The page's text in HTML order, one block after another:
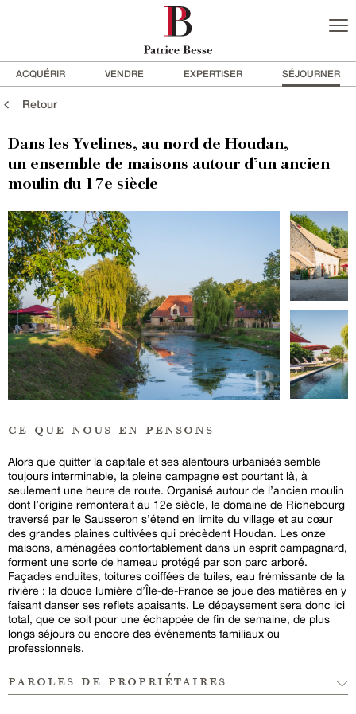
ACQUÉRIR VENDRE EXPERTISER SÉJOURNER
Retour
Dans les Yvelines, au nord de Houdan,
un ensemble de maisons autour d’un ancien
moulin du 17e siècle
ce que nous en pensons
Alors que quitter la capitale et ses alentours urbanisés semble
toujours interminable, la pleine campagne est pourtant là, à
seulement une heure de route. Organisé autour de l’ancien moulin
dont l’origine remonterait au 12e siècle, le domaine de Richebourg
traversé par le Sausseron s’étend en limite du village et au cœur
des grandes plaines cultivées qui précèdent Houdan. Les onze
maisons, aménagées confortablement dans un esprit campagnard,
forment une sorte de hameau protégé par son parc arboré.
Façades enduites, toitures coiffées de tuiles, eau frémissante de la
rivière : la douce lumière d’Île-de-France se joue des matières en y
faisant danser ses reflets apaisants. Le dépaysement sera donc ici
total, que ce soit pour une échappée de fin de semaine, de plus
longs séjours ou encore des événements familiaux ou
professionnels.
paroles de propriétaires